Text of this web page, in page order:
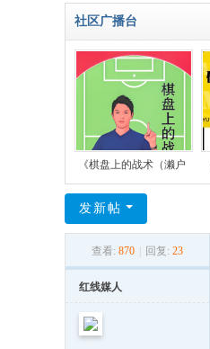
棋
社区广播台
《棋盘上的战术（濑户
发新帖
查看: 870 回复: 23
红线媒人